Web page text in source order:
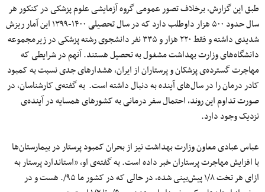
طبق این گزارش، برخلاف تصور عمومی گروه آزمایشی علوم پزشکی در کنکور هر
سال حدود ۵۰۰ هزار داوطلب دارد که در سال تحصیلی ۱۴۰۰-۱۳۹۹ این آمار ریزش
شدیدی داشته و فقط ۲۲۰ هزار و ۳۳۵ نفر دانشجوی رشته پزشکی در زیرمجموعه
دانشگاه‌های وزارت بهداشت مشغول به تحصیل هستند. آنهم در شرایطی‌ که
مهاجرت گسترده‌ی پزشکان و پرستاران از ایران، هشدارهای جدی نسبت به کمبود
کادر درمان را در سال‌های آینده به دنبال داشته است. به گفته‌ی کارشناسان، در
صورت تداوم این روند، احتمال سفر درمانی به کشورهای همسایه در آینده‌ی
نزدیک وجود دارد.
عباس عبادی معاون وزارت بهداشت نیز از بحران کمبود پرستار در بیمارستان‌ها
با افزایش مهاجرت پرستاران خبر داده است. به گفته‌ی او، «استاندارد پرستار به
ازای هر تخت ۱/۸ پیش‌بینی شده، در حالی که در کشور ما ۹۵/. هست و در